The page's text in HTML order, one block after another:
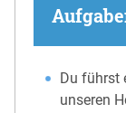
Du führst
unseren